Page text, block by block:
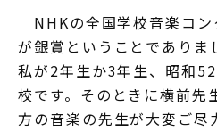
NHKの全国学校音楽コン
が銀賞ということでありま
私が2年生か3年生、昭和
校です。そのときに横前先
方の音楽の先生が大変ご尽